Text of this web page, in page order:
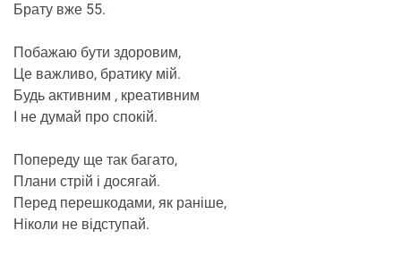
Брату вже 55.
Побажаю бути здоровим,
Це важливо, братику мій.
Будь активним , креативним
І не думай про спокій.
Попереду ще так багато,
Плани стрій і досягай.
Перед перешкодами, як раніше,
Ніколи не відступай.